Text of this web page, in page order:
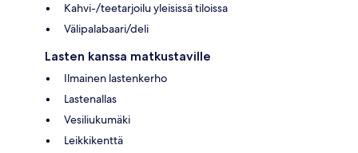
Kahvi-/teetarjoilu yleisissä tiloissa
Välipalabaari/deli
Lasten kanssa matkustaville
Ilmainen lastenkerho
Lastenallas
Vesiliukumäki
Leikkikenttä